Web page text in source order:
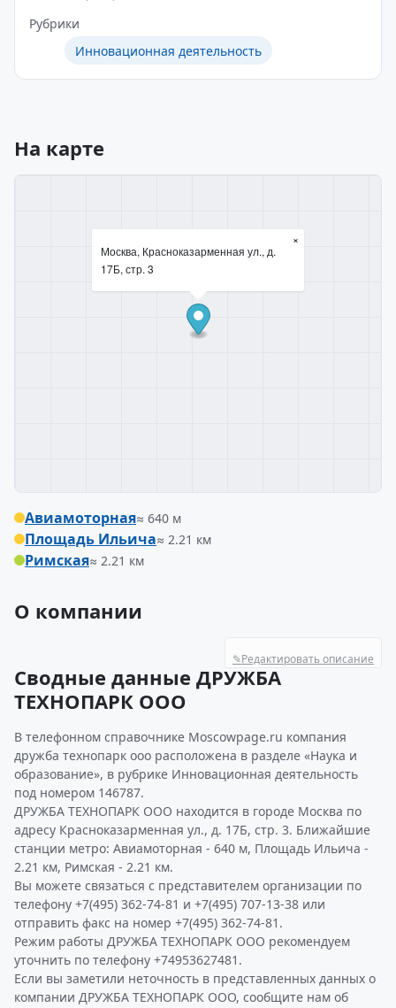
Рубрики
Инновационная деятельность
На карте
Москва, Красноказарменная ул., д.
17Б, стр. 3
×
Авиамоторная≈ 640 м
Площадь Ильича≈ 2.21 км
Римская≈ 2.21 км
О компании
✎Редактировать описание
Сводные данные ДРУЖБА
ТЕХНОПАРК ООО
В телефонном справочнике Moscowpage.ru компания
дружба технопарк ооо расположена в разделе «Наука и
образование», в рубрике Инновационная деятельность
под номером 146787.
ДРУЖБА ТЕХНОПАРК ООО находится в городе Москва по
адресу Красноказарменная ул., д. 17Б, стр. 3. Ближайшие
станции метро: Авиамоторная - 640 м, Площадь Ильича -
2.21 км, Римская - 2.21 км.
Вы можете связаться с представителем организации по
телефону +7(495) 362-74-81 и +7(495) 707-13-38 или
отправить факс на номер +7(495) 362-74-81.
Режим работы ДРУЖБА ТЕХНОПАРК ООО рекомендуем
уточнить по телефону +74953627481.
Если вы заметили неточность в представленных данных о
компании ДРУЖБА ТЕХНОПАРК ООО, сообщите нам об